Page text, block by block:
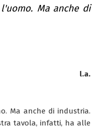
Ma anche di
l.a.
Ma anche di industria.
tavola, infatti, ha alle